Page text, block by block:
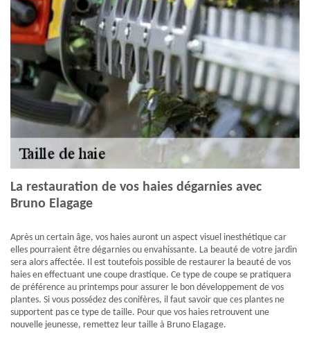
La restauration de vos haies dégarnies avec
Bruno Elagage
Après un certain âge, vos haies auront un aspect visuel inesthétique car
elles pourraient être dégarnies ou envahissante. La beauté de votre jardin
sera alors affectée. Il est toutefois possible de restaurer la beauté de vos
haies en effectuant une coupe drastique. Ce type de coupe se pratiquera
de préférence au printemps pour assurer le bon développement de vos
plantes. Si vous possédez des conifères, il faut savoir que ces plantes ne
supportent pas ce type de taille. Pour que vos haies retrouvent une
nouvelle jeunesse, remettez leur taille à Bruno Elagage.